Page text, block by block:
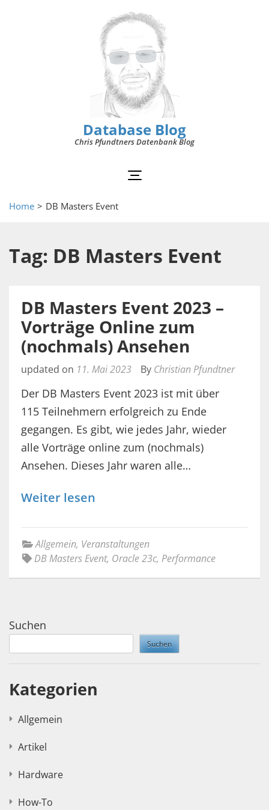
Database Blog
Chris Pfundtners Datenbank Blog
Home > DB Masters Event
Tag: DB Masters Event
DB Masters Event 2023 –
Vorträge Online zum
(nochmals) Ansehen
updated on 11. Mai 2023 By Christian Pfundtner
Der DB Masters Event 2023 ist mit über
115 Teilnehmern erfolgreich zu Ende
gegangen. Es gibt, wie jedes Jahr, wieder
alle Vorträge online zum (nochmals)
Ansehen. Dieses Jahr waren alle…
Weiter lesen
Allgemein, Veranstaltungen
DB Masters Event, Oracle 23c, Performance
Suchen
Suchen
Kategorien
Allgemein
Artikel
Hardware
How-To